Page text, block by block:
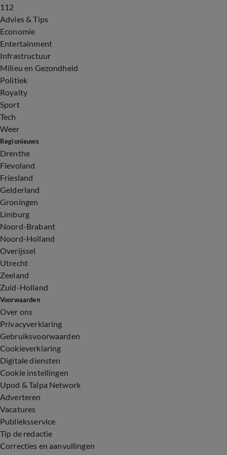
112
Advies & Tips
Economie
Entertainment
Infrastructuur
Milieu en Gezondheid
Politiek
Royalty
Sport
Tech
Weer
Regionieuws
Drenthe
Flevoland
Friesland
Gelderland
Groningen
Limburg
Noord-Brabant
Noord-Holland
Overijssel
Utrecht
Zeeland
Zuid-Holland
Voorwaarden
Over ons
Privacyverklaring
Gebruiksvoorwaarden
Cookieverklaring
Digitale diensten
Cookie instellingen
Upod & Talpa Network
Adverteren
Vacatures
Publieksservice
Tip de redactie
Correcties en aanvullingen